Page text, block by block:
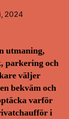
2024
utmaning,
parkering och
väljer
bekväm och
varför
i